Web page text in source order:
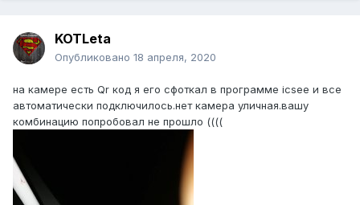
KOTLeta
Опубликовано 18 апреля, 2020
на камере есть Qr код я его сфоткал в программе icsee и все
автоматически подключилось.нет камера уличная.вашу
комбинацию попробовал не прошло ((((